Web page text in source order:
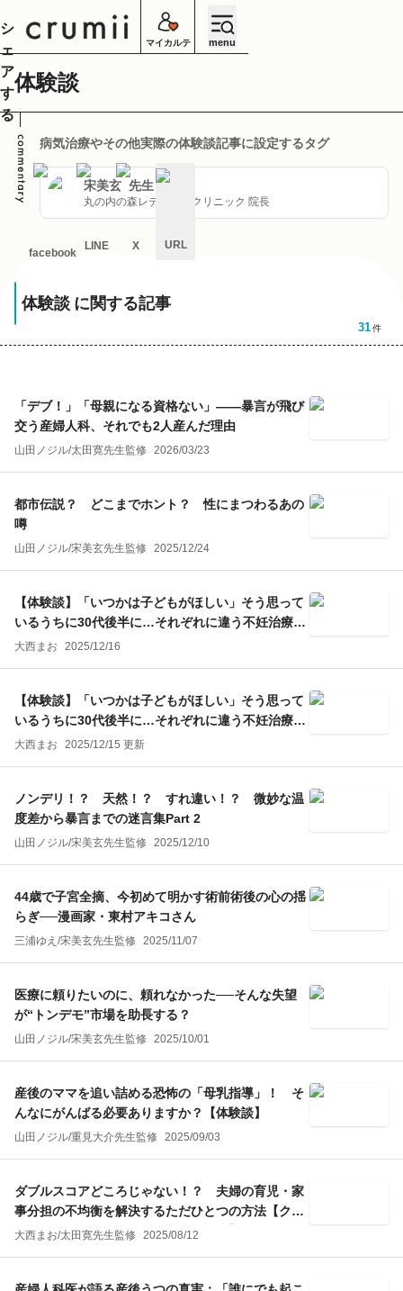
マイカルテ menu
体験談
病気治療やその他実際の体験談記事に設定するタグ
宋美玄 先生
丸の内の森レディースクリニック 院長
体験談 に関する記事
31件
「デブ！」「母親になる資格ない」——暴言が飛び
交う産婦人科、それでも2人産んだ理由
山田ノジル/太田寛先生監修 2026/03/23
都市伝説？ どこまでホント？ 性にまつわるあの
噂
山田ノジル/宋美玄先生監修 2025/12/24
【体験談】「いつかは子どもがほしい」そう思って
いるうちに30代後半に…それぞれに違う不妊治療の
選択（後編）
大西まお 2025/12/16
【体験談】「いつかは子どもがほしい」そう思って
いるうちに30代後半に…それぞれに違う不妊治療の
選択（前編）
大西まお 2025/12/15 更新
ノンデリ！？ 天然！？ すれ違い！？ 微妙な温
度差から暴言までの迷言集Part 2
山田ノジル/宋美玄先生監修 2025/12/10
44歳で子宮全摘、今初めて明かす術前術後の心の揺
らぎ──漫画家・東村アキコさん
三浦ゆえ /宋美玄先生監修 2025/11/07
医療に頼りたいのに、頼れなかった──そんな失望
が“トンデモ”市場を助長する？
山田ノジル/宋美玄先生監修 2025/10/01
産後のママを追い詰める恐怖の「母乳指導」！ そ
んなにがんばる必要ありますか？【体験談】
山田ノジル/重見大介先生監修 2025/09/03
ダブルスコアどころじゃない！？ 夫婦の育児・家
事分担の不均衡を解決するただひとつの方法【クラ
ウドファンディング・リクエスト記事】
大西まお/太田寛先生監修 2025/08/12
シ
ェ
ア
す
る
facebook
LINE X URL
ン